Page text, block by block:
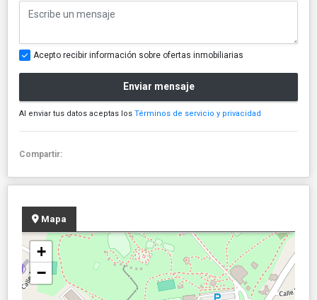
Acepto recibir información sobre ofertas inmobiliarias
Enviar mensaje
Al enviar tus datos aceptas los Términos de servicio y privacidad
Compartir:
Mapa
+
−